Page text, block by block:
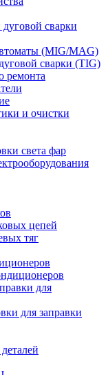
сварки
(MIG/MAG)
сварки (TIG)
ремонта
и очистки
света фар
цепей
тяг
для
для заправки